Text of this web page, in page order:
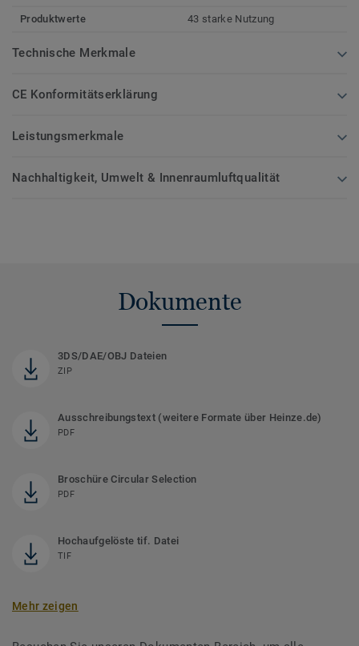
Produktwerte 43 starke Nutzung
Technische Merkmale
CE Konformitätserklärung
Leistungsmerkmale
Nachhaltigkeit, Umwelt & Innenraumluftqualität
Dokumente
3DS/DAE/OBJ Dateien
ZIP
Ausschreibungstext (weitere Formate über Heinze.de)
PDF
Broschüre Circular Selection
PDF
Hochaufgelöste tif. Datei
TIF
Mehr zeigen